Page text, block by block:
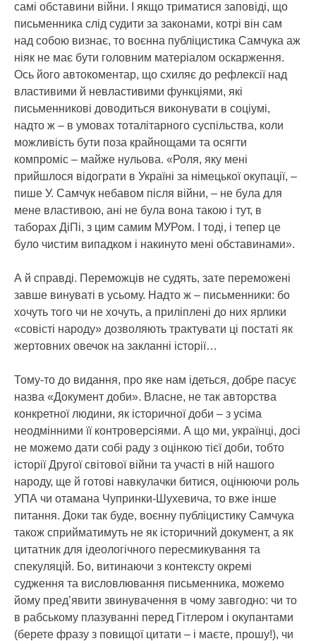
самі обставини війни. І якщо триматися заповіді, що
письменника слід судити за законами, котрі він сам
над собою визнає, то воєнна публіцистика Самчука аж
ніяк не має бути головним матеріалом оскарження.
Ось його автокоментар, що схиляє до рефлексії над
властивими й невластивими функціями, які
письменникові доводиться виконувати в соціумі,
надто ж – в умовах тоталітарного суспільства, коли
можливість бути поза крайнощами та осягти
компроміс – майже нульова. «Роля, яку мені
прийшлося відограти в Україні за німецької окупації, –
пише У. Самчук небавом після війни, – не була для
мене властивою, ані не була вона такою і тут, в
таборах ДіПі, з цим самим МУРом. І тоді, і тепер це
було чистим випадком і накинуто мені обставинами».
А й справді. Переможців не судять, зате переможені
завше винуваті в усьому. Надто ж – письменники: бо
хочуть того чи не хочуть, а приліплені до них ярлики
«совісті народу» дозволяють трактувати ці постаті як
жертовних овечок на закланні історії…
Тому-то до видання, про яке нам ідеться, добре пасує
назва «Документ доби». Власне, не так авторства
конкретної людини, як історичної доби – з усіма
неодмінними її контроверсіями. А що ми, українці, досі
не можемо дати собі раду з оцінкою тієї доби, тобто
історії Другої світової війни та участі в ній нашого
народу, ще й готові навкулачки битися, оцінюючи роль
УПА чи отамана Чупринки-Шухевича, то вже інше
питання. Доки так буде, воєнну публіцистику Самчука
також сприйматимуть не як історичний документ, а як
цитатник для ідеологічного пересмикування та
спекуляцій. Бо, витинаючи з контексту окремі
судження та висловлювання письменника, можемо
йому пред’явити звинувачення в чому завгодно: чи то
в рабському плазуванні перед Гітлером і окупантами
(берете фразу з повищої цитати – і маєте, прошу!), чи